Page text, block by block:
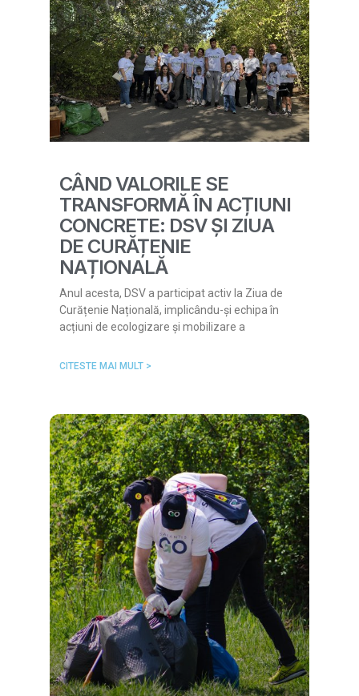
CÂND VALORILE SE
TRANSFORMĂ ÎN ACȚIUNI
CONCRETE: DSV ȘI ZIUA
DE CURĂȚENIE
NAȚIONALĂ
Anul acesta, DSV a participat activ la Ziua de
Curățenie Națională, implicându-și echipa în
acțiuni de ecologizare și mobilizare a
CITESTE MAI MULT >